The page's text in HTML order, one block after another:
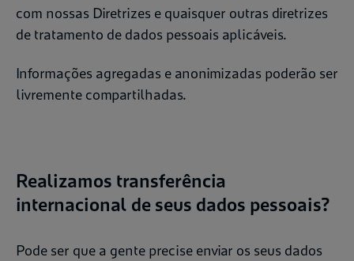
com nossas Diretrizes e quaisquer outras diretrizes
de tratamento de dados pessoais aplicáveis.
Informações agregadas e anonimizadas poderão ser
livremente compartilhadas.
Realizamos transferência
internacional de seus dados pessoais?
Pode ser que a gente precise enviar os seus dados